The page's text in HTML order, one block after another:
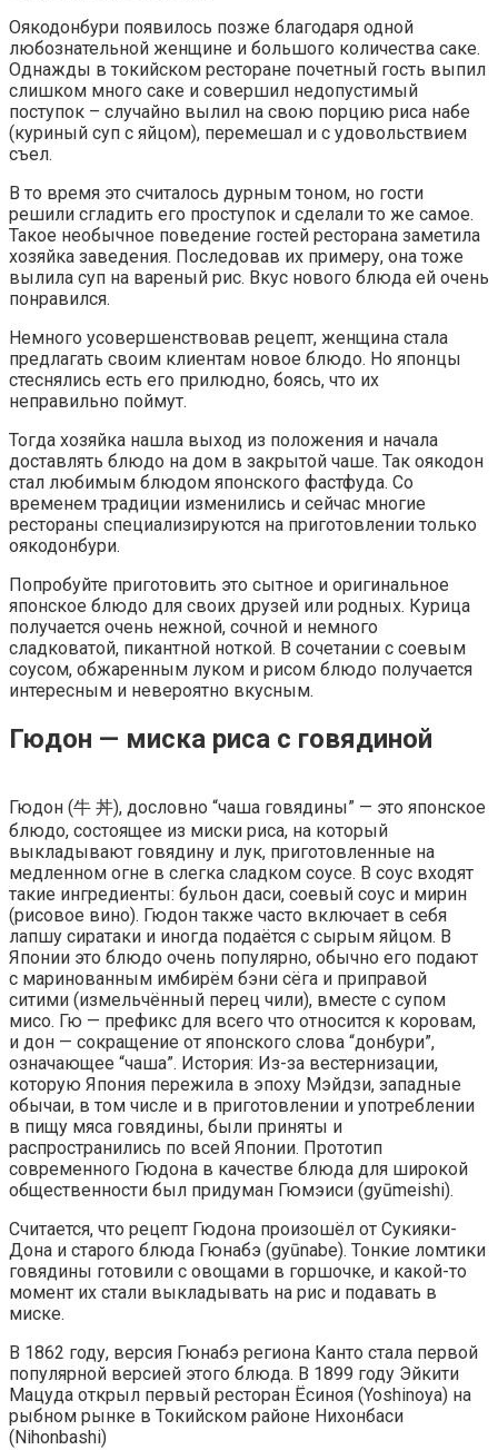
Оякодонбури появилось позже благодаря одной
любознательной женщине и большого количества саке.
Однажды в токийском ресторане почетный гость выпил
слишком много саке и совершил недопустимый
поступок – случайно вылил на свою порцию риса набе
(куриный суп с яйцом), перемешал и с удовольствием
съел.
В то время это считалось дурным тоном, но гости
решили сгладить его проступок и сделали то же самое.
Такое необычное поведение гостей ресторана заметила
хозяйка заведения. Последовав их примеру, она тоже
вылила суп на вареный рис. Вкус нового блюда ей очень
понравился.
Немного усовершенствовав рецепт, женщина стала
предлагать своим клиентам новое блюдо. Но японцы
стеснялись есть его прилюдно, боясь, что их
неправильно поймут.
Тогда хозяйка нашла выход из положения и начала
доставлять блюдо на дом в закрытой чаше. Так оякодон
стал любимым блюдом японского фастфуда. Со
временем традиции изменились и сейчас многие
рестораны специализируются на приготовлении только
оякодонбури.
Попробуйте приготовить это сытное и оригинальное
японское блюдо для своих друзей или родных. Курица
получается очень нежной, сочной и немного
сладковатой, пикантной ноткой. В сочетании с соевым
соусом, обжаренным луком и рисом блюдо получается
интересным и невероятно вкусным.
Гюдон — миска риса с говядиной
Гюдон (牛 丼), дословно “чаша говядины” — это японское
блюдо, состоящее из миски риса, на который
выкладывают говядину и лук, приготовленные на
медленном огне в слегка сладком соусе. В соус входят
такие ингредиенты: бульон даси, соевый соус и мирин
(рисовое вино). Гюдон также часто включает в себя
лапшу сиратаки и иногда подаётся с сырым яйцом. В
Японии это блюдо очень популярно, обычно его подают
с маринованным имбирём бэни сёга и приправой
ситими (измельчённый перец чили), вместе с супом
мисо. Гю — префикс для всего что относится к коровам,
и дон — сокращение от японского слова “донбури”,
означающее “чаша”. История: Из-за вестернизации,
которую Япония пережила в эпоху Мэйдзи, западные
обычаи, в том числе и в приготовлении и употреблении
в пищу мяса говядины, были приняты и
распространились по всей Японии. Прототип
современного Гюдона в качестве блюда для широкой
общественности был придуман Гюмэиси (gyūmeishi).
Считается, что рецепт Гюдона произошёл от Сукияки-
Дона и старого блюда Гюнабэ (gyūnabe). Тонкие ломтики
говядины готовили с овощами в горшочке, и какой-то
момент их стали выкладывать на рис и подавать в
миске.
В 1862 году, версия Гюнабэ региона Канто стала первой
популярной версией этого блюда. В 1899 году Эйкити
Мацуда открыл первый ресторан Ёсиноя (Yoshinoya) на
рыбном рынке в Токийском районе Нихонбаси
(Nihonbashi)